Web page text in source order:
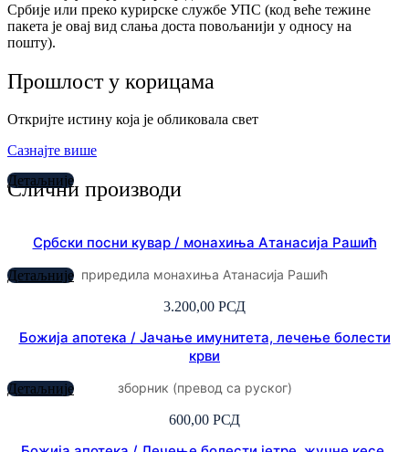
Србије или преко курирске службе УПС (код веће тежине
пакета је овај вид слања доста повољанији у односу на
пошту).
Прошлост у корицама
Откријте истину која је обликовала свет
Сазнајте више
Слични производи
Детаљније
Србски посни кувар / монахиња Атанасија Рашић
приредила монахиња Атанасија Рашић
3.200,00 РСД
Детаљније
Божија апотека / Јачање имунитета, лечење болести
крви
зборник (превод са руског)
600,00 РСД
Детаљније